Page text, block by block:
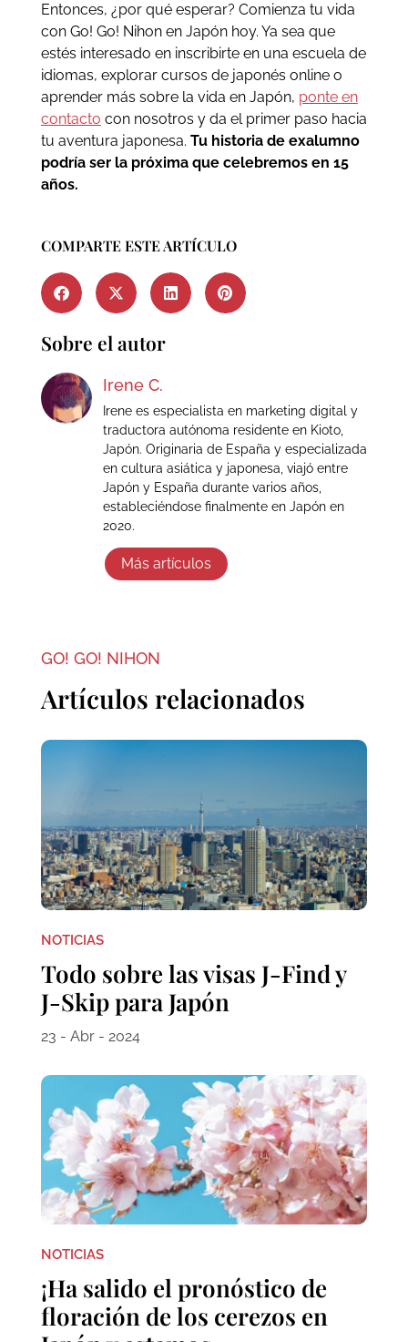
Entonces, ¿por qué esperar? Comienza tu vida
con Go! Go! Nihon en Japón hoy. Ya sea que
estés interesado en inscribirte en una escuela de
idiomas, explorar cursos de japonés online o
aprender más sobre la vida en Japón, ponte en
contacto con nosotros y da el primer paso hacia
tu aventura japonesa. Tu historia de exalumno
podría ser la próxima que celebremos en 15
años.
COMPARTE ESTE ARTÍCULO
Sobre el autor
Irene C.
Irene es especialista en marketing digital y
traductora autónoma residente en Kioto,
Japón. Originaria de España y especializada
en cultura asiática y japonesa, viajó entre
Japón y España durante varios años,
estableciéndose finalmente en Japón en
2020.
Más artículos
GO! GO! NIHON
Artículos relacionados
NOTICIAS
Todo sobre las visas J-Find y
J-Skip para Japón
23 - Abr - 2024
NOTICIAS
¡Ha salido el pronóstico de
floración de los cerezos en